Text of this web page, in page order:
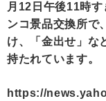
月12日午後11時
ンコ景品交換所で
け、「金出せ」な
持たれています。
https://